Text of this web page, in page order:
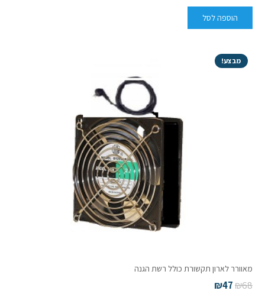
הוספה לסל
מבצע!
מאוורר לארון תקשורת כולל רשת הגנה
₪68
₪47